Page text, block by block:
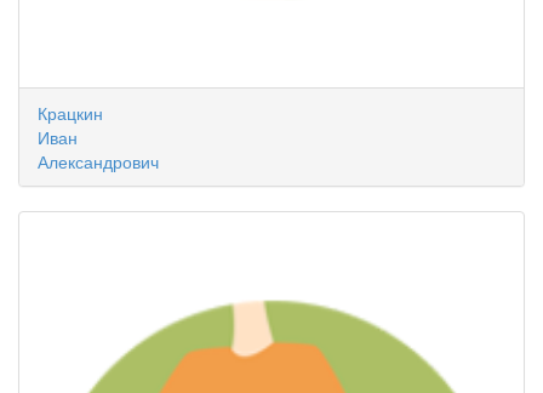
Крацкин
Иван
Александрович